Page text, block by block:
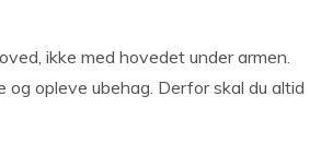
ikke med hovedet under armen.
opleve ubehag. Derfor skal du altid